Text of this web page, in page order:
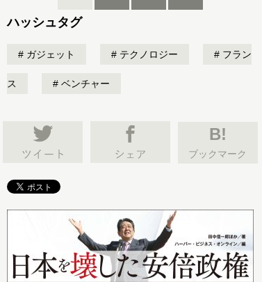
ハッシュタグ
ガジェット テクノロジー フラン
ス ベンチャー
B!
ブックマーク